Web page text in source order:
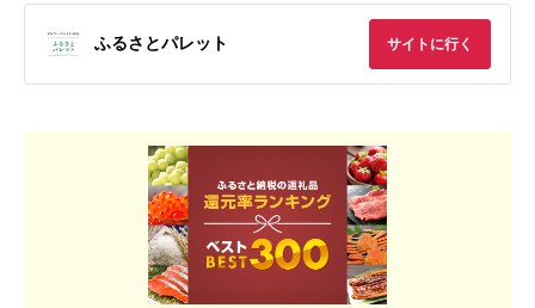
ふるさとパレット サイトに行く